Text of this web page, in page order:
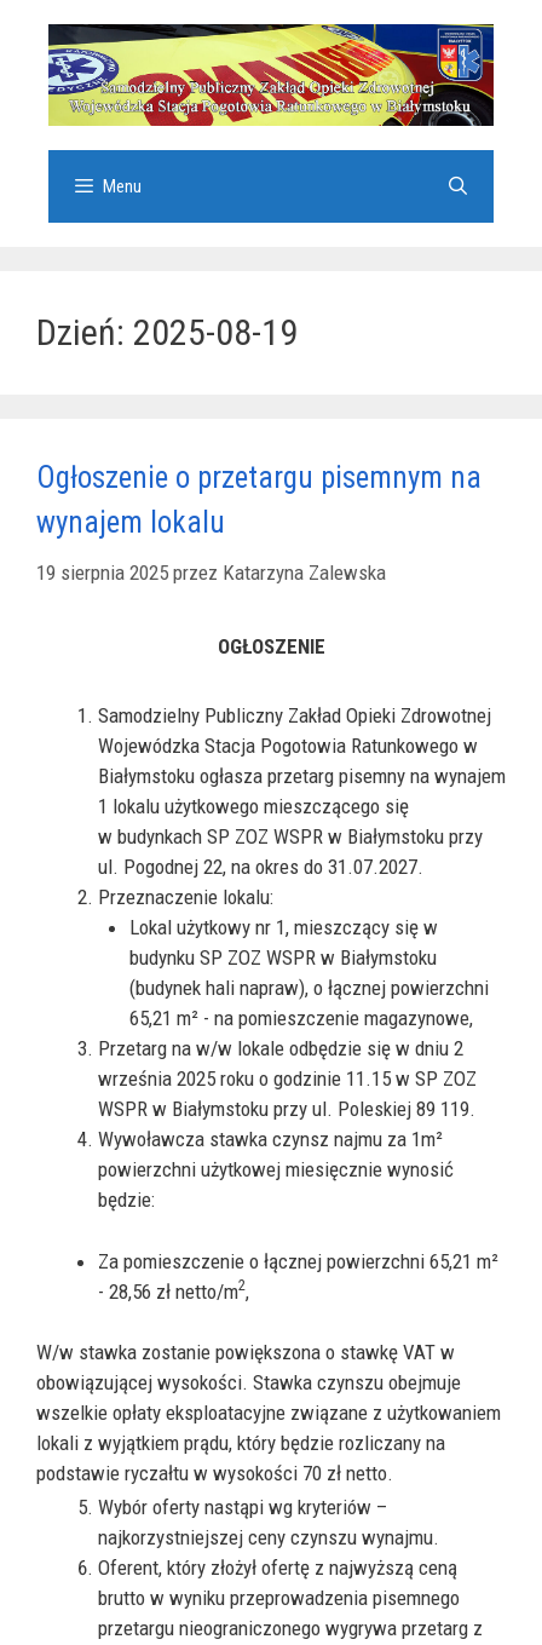
Menu
Dzień: 2025-08-19
Ogłoszenie o przetargu pisemnym na
wynajem lokalu
19 sierpnia 2025 przez Katarzyna Zalewska
OGŁOSZENIE
Samodzielny Publiczny Zakład Opieki Zdrowotnej
Wojewódzka Stacja Pogotowia Ratunkowego w
Białymstoku ogłasza przetarg pisemny na wynajem
1 lokalu użytkowego mieszczącego się
w budynkach SP ZOZ WSPR w Białymstoku przy
ul. Pogodnej 22, na okres do 31.07.2027.
Przeznaczenie lokalu:
Lokal użytkowy nr 1, mieszczący się w
budynku SP ZOZ WSPR w Białymstoku
(budynek hali napraw), o łącznej powierzchni
65,21 m² - na pomieszczenie magazynowe,
Przetarg na w/w lokale odbędzie się w dniu 2
września 2025 roku o godzinie 11.15 w SP ZOZ
WSPR w Białymstoku przy ul. Poleskiej 89 119.
Wywoławcza stawka czynsz najmu za 1m²
powierzchni użytkowej miesięcznie wynosić
będzie:
Za pomieszczenie o łącznej powierzchni 65,21 m²
- 28,56 zł netto/m2,
W/w stawka zostanie powiększona o stawkę VAT w
obowiązującej wysokości. Stawka czynszu obejmuje
wszelkie opłaty eksploatacyjne związane z użytkowaniem
lokali z wyjątkiem prądu, który będzie rozliczany na
podstawie ryczałtu w wysokości 70 zł netto.
Wybór oferty nastąpi wg kryteriów –
najkorzystniejszej ceny czynszu wynajmu.
Oferent, który złożył ofertę z najwyższą ceną
brutto w wyniku przeprowadzenia pisemnego
przetargu nieograniczonego wygrywa przetarg z